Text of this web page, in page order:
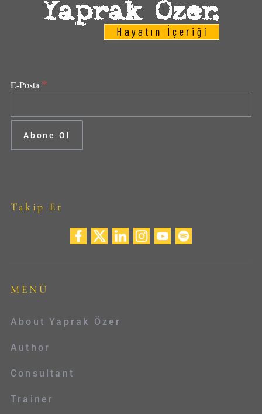
E-Posta *
Takip Et
MENÜ
About Yaprak Özer
Author
Consultant
Trainer